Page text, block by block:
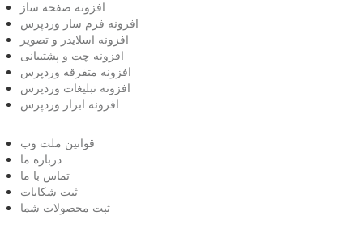
افزونه صفحه ساز
افزونه فرم ساز وردپرس
افزونه اسلایدر و تصویر
افزونه چت و پشتیبانی
افزونه متفرقه وردپرس
افزونه تبلیغات وردپرس
افزونه ابزار وردپرس
قوانین ملت وب
درباره ما
تماس با ما
ثبت شکایات
ثبت محصولات شما